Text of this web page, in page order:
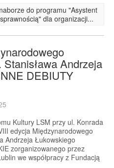
do programu "Asystent
dla organizacji...
Andrzeja
DEBIUTY
Kultury LSM przy ul. Konrada
edycja Międzynarodowego
Andrzeja Łukowskiego
zorganizowanego przez
we współpracy z Fundacją